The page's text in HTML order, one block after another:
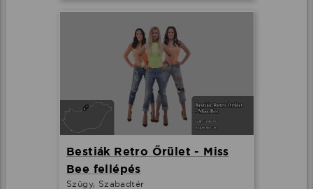
Bestiák Retro Őrület - Miss
Bee fellépés
Szügy, Szabadtér